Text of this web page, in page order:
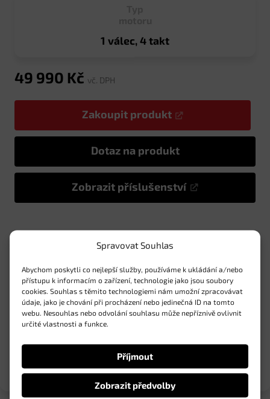
Spravovat Souhlas
Abychom poskytli co nejlepší služby, používáme k ukládání a/nebo
přístupu k informacím o zařízení, technologie jako jsou soubory
cookies. Souhlas s těmito technologiemi nám umožní zpracovávat
údaje, jako je chování při procházení nebo jedinečná ID na tomto
webu. Nesouhlas nebo odvolání souhlasu může nepříznivě ovlivnit
určité vlastnosti a funkce.
Příjmout
Zobrazit předvolby
1 válec, 4 takt
49 990 Kč vč. DPH
Zakoupit produkt
Dotaz na produkt
Zobrazit příslušenství
Specifikace
O značce
Dotaz na produkt